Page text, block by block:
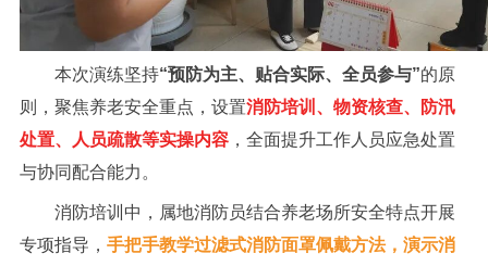
本次演练坚持“预防为主、贴合实际、全员参与”的原
则，聚焦养老安全重点，设置消防培训、物资核查、防汛
处置、人员疏散等实操内容，全面提升工作人员应急处置
与协同配合能力。
消防培训中，属地消防员结合养老场所安全特点开展
专项指导， 手把手教学过滤式消防面罩佩戴方法，演示消